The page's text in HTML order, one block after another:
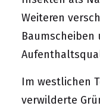
Weiteren
Im westlichen
verwilderte